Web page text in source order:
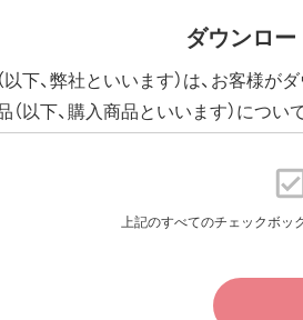
ダウンロ
以下、弊社といいます）は、お客様
以下、購入商品といいます）につ
フトウェア（以下、添付ソフトウェ
ロードサービスに提供される、全て
約に規定する条件で、本ソフトウェ
上記のすべてのチェックボッ